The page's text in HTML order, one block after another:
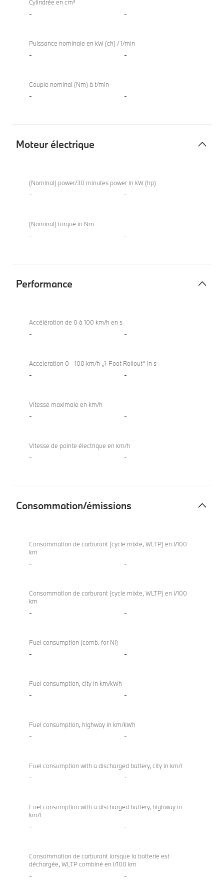
Cylindrée en cm³
- -
Puissance nominale en kW (ch) / 1/min
- -
Couple nominal (Nm) à t/min
- -
Moteur électrique
électrique
(Nominal) power/30 minutes power in kW (hp)
- -
(Nominal) torque in Nm
- -
Performance
Accélération de 0 à 100 km/h en s
- -
Acceleration 0 - 100 km/h „1-Foot Rollout“ in s
- -
Vitesse maximale en km/h
- -
Vitesse de pointe électrique en km/h
- -
Consommation/émissions
émissions
Consommation de carburant (cycle mixte, WLTP) en l/100
km
- -
Consommation de carburant (cycle mixte, WLTP) en l/100
km
- -
Fuel consumption (comb. for NI)
- -
Fuel consumption, city in km/kWh
- -
Fuel consumption, highway in km/kWh
- -
Fuel consumption with a discharged battery, city in km/l
- -
Fuel consumption with a discharged battery, highway in
km/l
- -
Consommation de carburant lorsque la batterie est
déchargée, WLTP combiné en l/100 km
- -